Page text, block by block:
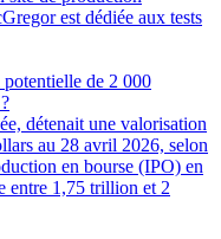
est dédiée aux tests
de 2 000
détenait une valorisation
au 28 avril 2026, selon
en bourse (IPO) en
entre 1,75 trillion et 2